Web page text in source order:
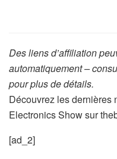
Des liens d’affiliation
automatiquement –
pour plus de détails.
Découvrez les dernières
Electronics Show sur
[ad_2]